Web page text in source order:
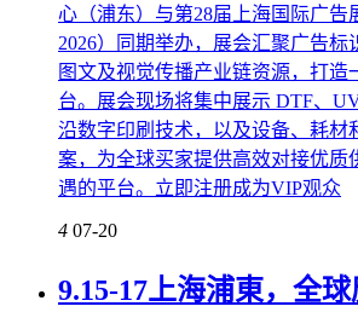
心（浦东）与第28届上海国际广告
2026）同期举办，展会汇聚广告标
图文及视觉传播产业链资源，打造
台。展会现场将集中展示 DTF、
沿数字印刷技术，以及设备、耗材
案，为全球买家提供高效对接优质
遇的平台。立即注册成为VIP观众
4 07-20
9.15-17上海浦東，全球